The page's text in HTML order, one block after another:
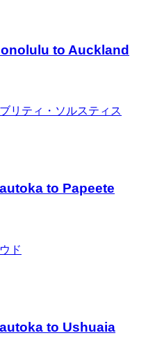
to Auckland
リティ・ソルスティス
to Papeete
ド
to Ushuaia